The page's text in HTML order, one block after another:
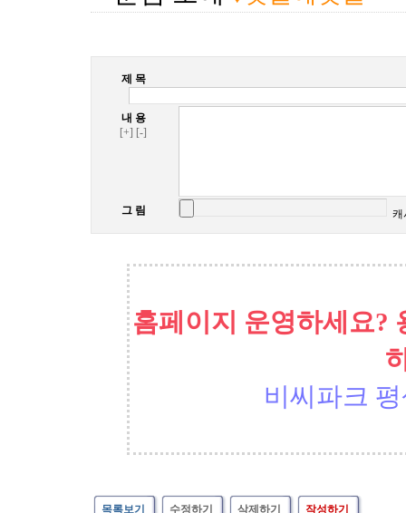
제 목
내 용
[+] [-]
그 림 캐
홈페이지 운영하세요?
비씨파크
목록보기 수정하기 삭제하기 작성하기